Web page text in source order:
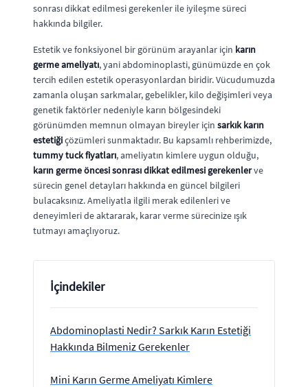
sonrası dikkat edilmesi gerekenler ile iyileşme süreci
hakkında bilgiler.
Estetik ve fonksiyonel bir görünüm arayanlar için karın
germe ameliyatı, yani abdominoplasti, günümüzde en çok
tercih edilen estetik operasyonlardan biridir. Vücudumuzda
zamanla oluşan sarkmalar, gebelikler, kilo değişimleri veya
genetik faktörler nedeniyle karın bölgesindeki
görünümden memnun olmayan bireyler için sarkık karın
estetiğiçözümleri sunmaktadır. Bu kapsamlı rehberimizde,
tummy tuck fiyatları, ameliyatın kimlere uygun olduğu,
karın germe öncesi sonrası dikkat edilmesi gerekenlerve
sürecin genel detayları hakkında en güncel bilgileri
bulacaksınız. Ameliyatla ilgili merak edilenleri ve
deneyimleri de aktararak, karar verme sürecinize ışık
tutmayı amaçlıyoruz.
İçindekiler
Abdominoplasti Nedir? Sarkık Karın Estetiği
Hakkında Bilmeniz Gerekenler
Mini Karın Germe Ameliyatı Kimlere